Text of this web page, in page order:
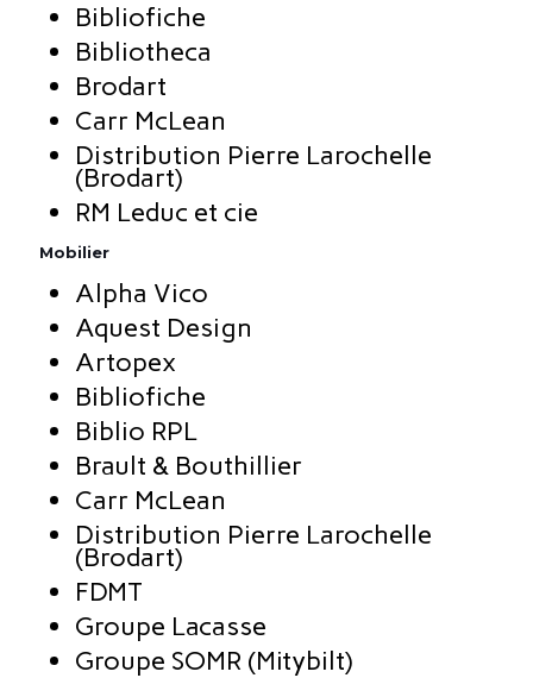
Bibliofiche
Bibliotheca
Brodart
Carr McLean
Distribution Pierre Larochelle
(Brodart)
RM Leduc et cie
Mobilier
Alpha Vico
Aquest Design
Artopex
Bibliofiche
Biblio RPL
Brault & Bouthillier
Carr McLean
Distribution Pierre Larochelle
(Brodart)
FDMT
Groupe Lacasse
Groupe SOMR (Mitybilt)